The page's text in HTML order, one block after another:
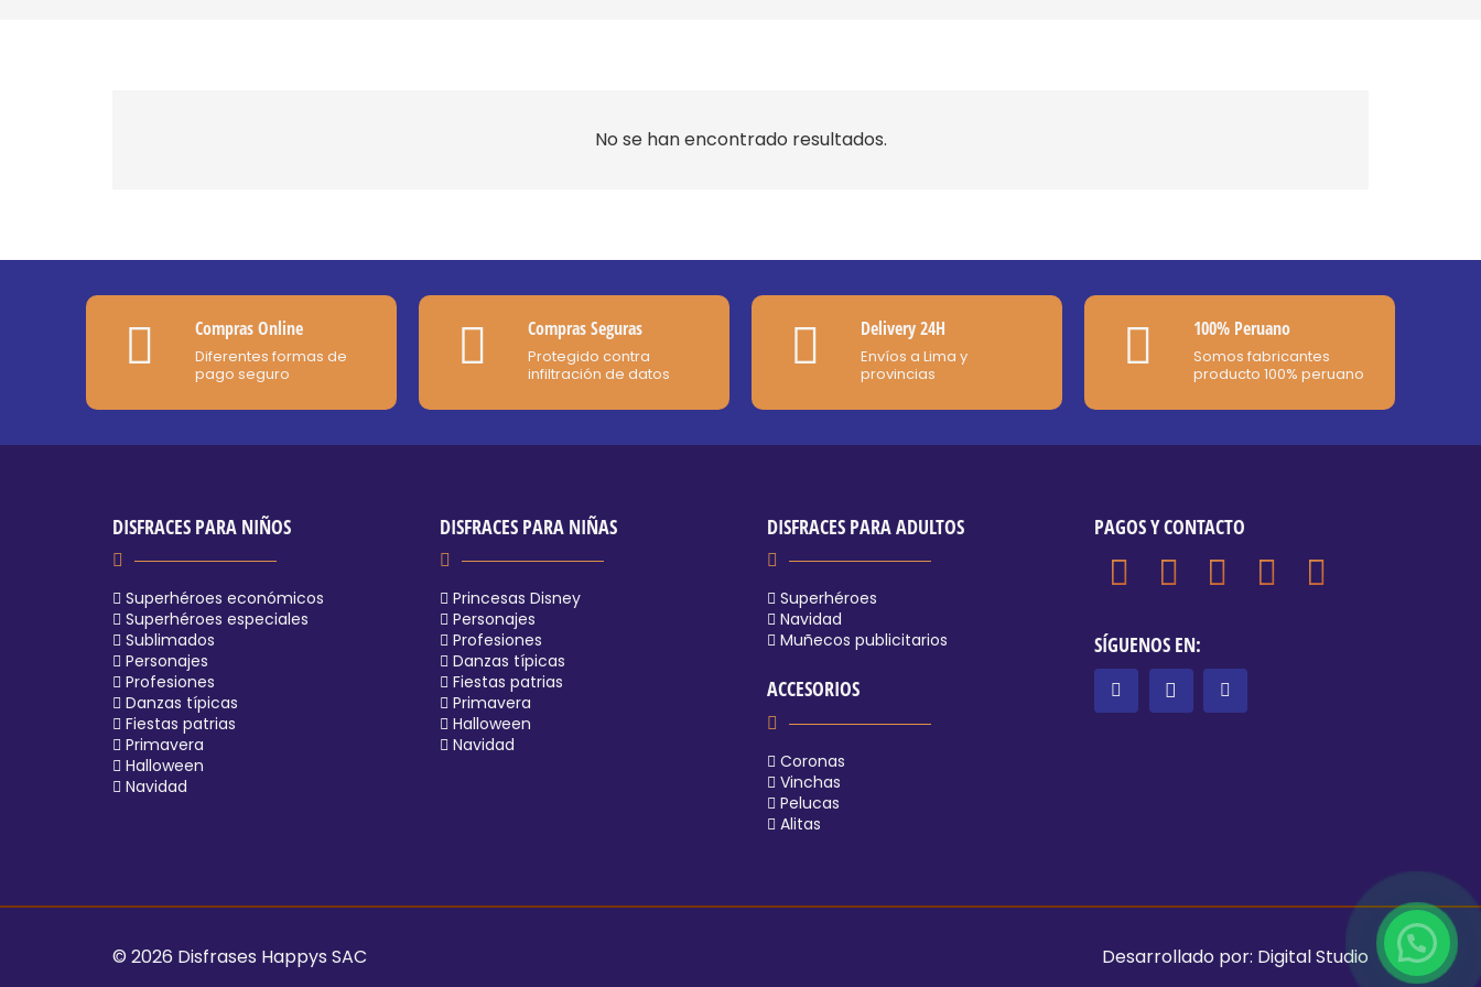
No se han encontrado resultados.
Compras Online
Diferentes formas de
pago seguro
Compras Seguras
Protegido contra
infiltración de datos
Delivery 24H
Envíos a Lima y
provincias
100% Peruano
Somos fabricantes
producto 100% peruano
DISFRACES PARA NIÑOS
Superhéroes económicos
Superhéroes especiales
Sublimados
Personajes
Profesiones
Danzas típicas
Fiestas patrias
Primavera
Halloween
Navidad
DISFRACES PARA NIÑAS
Princesas Disney
Personajes
Profesiones
Danzas típicas
Fiestas patrias
Primavera
Halloween
Navidad
DISFRACES PARA ADULTOS
Superhéroes
Navidad
Muñecos publicitarios
ACCESORIOS
Coronas
Vinchas
Pelucas
Alitas
PAGOS Y CONTACTO
SÍGUENOS EN:
© 2026 Disfrases Happys SAC Desarrollado por: Digital Studio